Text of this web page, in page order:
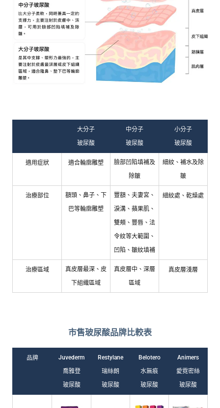
大分子
玻尿酸
中分子
玻尿酸
小分子
玻尿酸
適用症狀 適合輪廓雕塑
臉部凹陷填補及
除皺
細紋、補水及除
皺
治療部位
額頭、鼻子、下
巴等輪廓雕塑
豐額、夫妻宮、
淚溝、蘋果肌、
雙頰、豐唇、法
令紋等大範圍、
凹陷、皺紋填補
細紋處、乾燥處
治療區域
真皮層最深、皮
下組織區域
真皮層中、深層
區域
真皮層淺層
市售玻尿酸品牌比較表
品牌
Juvederm
喬雅登
玻尿酸
Restylane
瑞絲朗
玻尿酸
Belotero
水無痕
玻尿酸
Animers
愛霓密絲
玻尿酸